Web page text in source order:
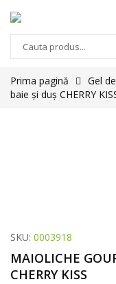
Prima pagină Gel
baie și duș CHERRY
SKU: 0003918
MAIOLICHE
CHERRY KISS